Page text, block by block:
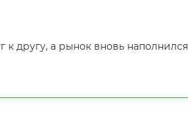
к другу, а рынок вновь наполнился